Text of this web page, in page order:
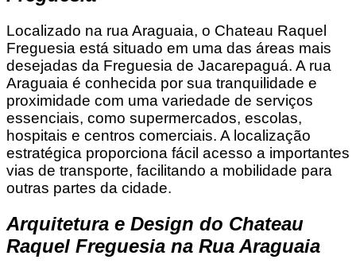
Localizado na rua Araguaia, o Chateau Raquel
Freguesia está situado em uma das áreas mais
desejadas da Freguesia de Jacarepaguá. A rua
Araguaia é conhecida por sua tranquilidade e
proximidade com uma variedade de serviços
essenciais, como supermercados, escolas,
hospitais e centros comerciais. A localização
estratégica proporciona fácil acesso a importantes
vias de transporte, facilitando a mobilidade para
outras partes da cidade.
Arquitetura e Design do Chateau
Raquel Freguesia na Rua Araguaia